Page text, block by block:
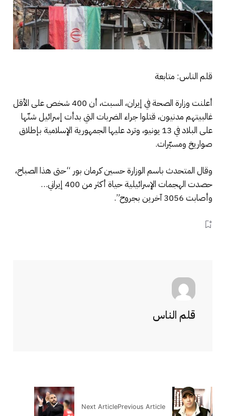
قلم الناس: متابعة
أعلنت وزارة الصحة في إيران، السبت، أن 400 شخص على الأقل
غالبيتهم مدنيون، قتلوا جراء الضربات التي بدأت إسرائيل شنّها
على البلاد في 13 يونيو، وترد عليها الجمهورية الإسلامية بإطلاق
صواريخ ومسيّرات.
وقال المتحدث باسم الوزارة حسين كرمان بور “حتى هذا الصباح،
حصدت الهجمات الإسرائيلية حياة أكثر من 400 إيراني…
وأصابت 3056 آخرين بجروح”.
قلم الناس
Previous Article
Next Article